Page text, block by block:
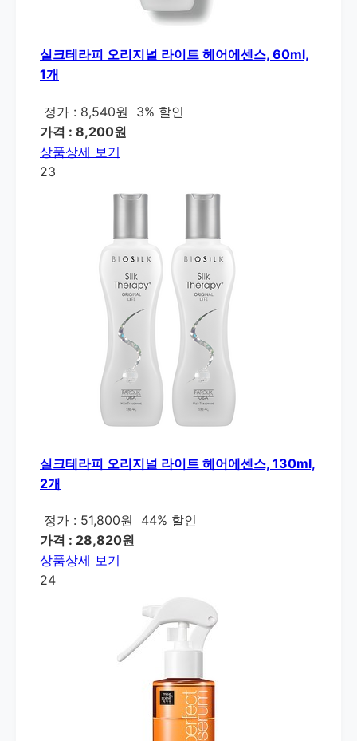
실크테라피 오리지널 라이트 헤어에센스, 60ml,
1개
정가 : 8,540원
3% 할인
가격 : 8,200원
상품상세 보기
23
실크테라피 오리지널 라이트 헤어에센스, 130ml,
2개
정가 : 51,800원
44% 할인
가격 : 28,820원
상품상세 보기
24